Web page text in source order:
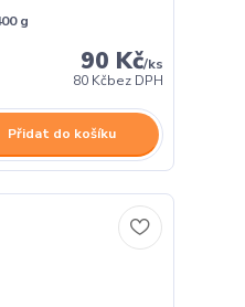
g
90 Kč/ks
80 Kčbez DPH
Přidat do košíku